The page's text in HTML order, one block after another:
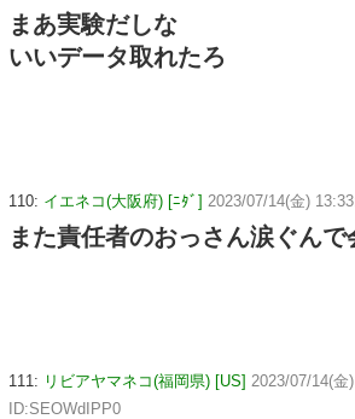
まあ実験だしな
いいデータ取れたろ
110: イエネコ(大阪府) [ﾆﾀﾞ] 2023/07/14(金)
また責任者のおっさん涙ぐん
111: リビアヤマネコ(福岡県) [US] 2023/07/14(金
ID:SEOWdIPP0